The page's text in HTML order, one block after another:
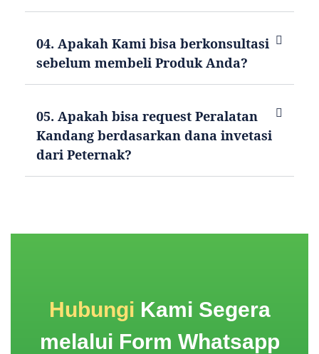
04. Apakah Kami bisa berkonsultasi
sebelum membeli Produk Anda?
05. Apakah bisa request Peralatan
Kandang berdasarkan dana invetasi
dari Peternak?
Hubungi Kami Segera
melalui Form Whatsapp